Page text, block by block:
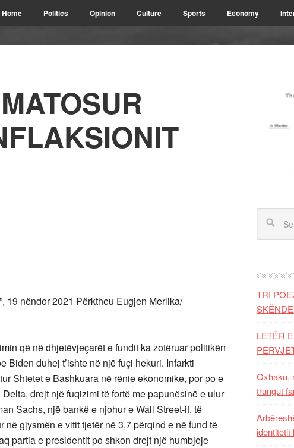
Home Politics Opinion Culture Sports Economy
19 nëndor 2021 Përktheu Eugjen Merlika/
që në dhjetëvjeçarët e fundit ka zotëruar politikën
Biden duhej t’ishte në një fuçi hekuri. Infarkti
Shtetet e Bashkuara në rënie ekonomike, por po e
drejt një fuqizimi të fortë me papunësinë e ulur
Sachs, një bankë e njohur e Wall Street-it, të
gjysmën e vitit tjetër në 3,7 përqind e në fund të
partia e presidentit po shkon drejt një humbjeje
TRI
LETËR
Oxhaku,
trungut
identitetit